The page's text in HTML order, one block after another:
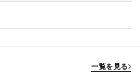
一覧を見る